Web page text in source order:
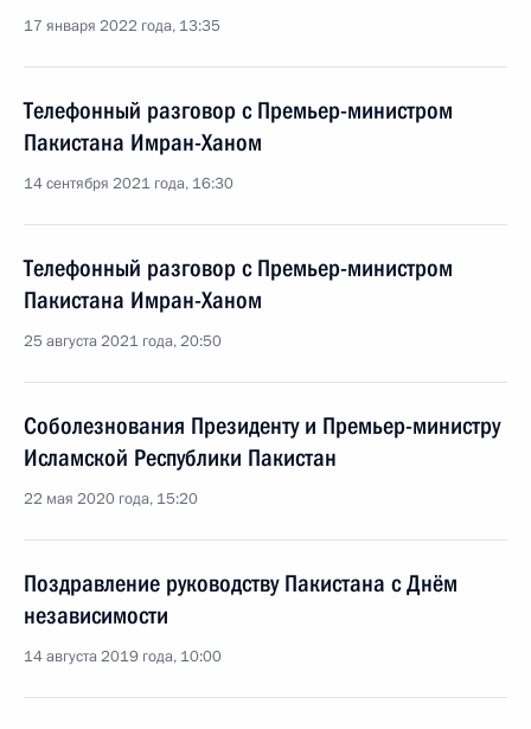
17 января 2022 года, 13:35
Телефонный разговор с Премьер-министром
Пакистана Имран-Ханом
14 сентября 2021 года, 16:30
Телефонный разговор с Премьер-министром
Пакистана Имран-Ханом
25 августа 2021 года, 20:50
Соболезнования Президенту и Премьер-министру
Исламской Республики Пакистан
22 мая 2020 года, 15:20
Поздравление руководству Пакистана с Днём
независимости
14 августа 2019 года, 10:00